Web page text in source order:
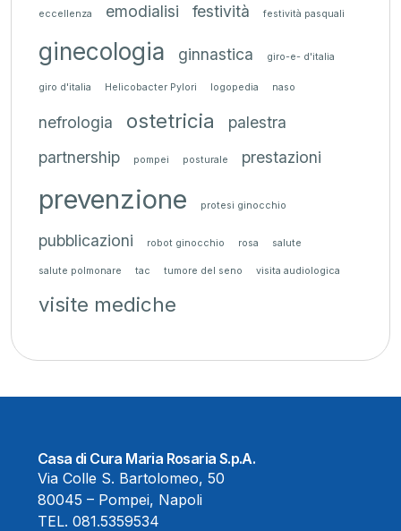
eccellenza emodialisi festività festività pasquali
ginecologia ginnastica giro-e- d'italia
giro d'italia Helicobacter Pylori logopedia naso
nefrologia ostetricia
palestra
partnership
pompei posturale prestazioni
prevenzione protesi ginocchio
pubblicazioni robot ginocchio rosa salute
salute polmonare tac tumore del seno visita audiologica
visite mediche
Casa di Cura Maria Rosaria S.p.A.
Via Colle S. Bartolomeo, 50
80045 – Pompei, Napoli
TEL. 081.5359534